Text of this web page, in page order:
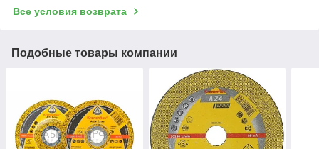
Все условия возврата
Подобные товары компании